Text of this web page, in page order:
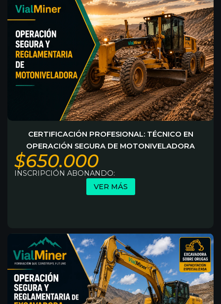
CERTIFICACIÓN PROFESIONAL: TÉCNICO EN
OPERACIÓN SEGURA DE MOTONIVELADORA
$650.000
INSCRIPCIÓN ABONANDO:
VER MÁS